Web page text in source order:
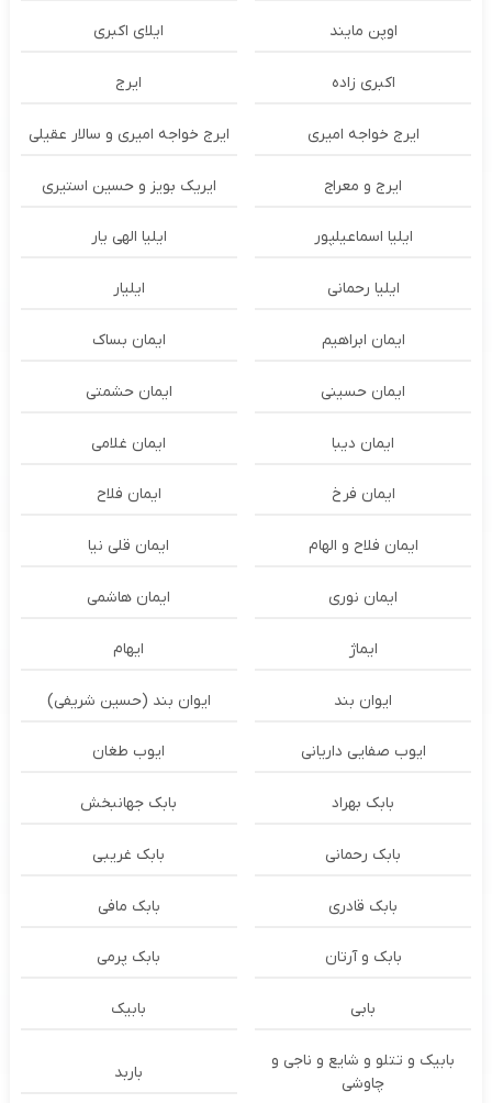
اوپن مایند ايلاى اكبرى
اکبری زاده ایرج
ایرج خواجه امیری ایرج خواجه امیری و سالار عقیلی
ایرج و معراج ایریک بویز و حسین استیری
ایلیا اسماعیلپور ایلیا الهی یار
ایلیا رحمانی ایلیار
ایمان ابراهیم ایمان بساک
ایمان حسینی ایمان حشمتی
ایمان دیبا ایمان غلامی
ایمان فرخ ایمان فلاح
ایمان فلاح و الهام ایمان قلی نیا
ایمان نوری ایمان هاشمی
ایماژ ایهام
ایوان بند ایوان بند (حسین شریفی)
ایوب صفایی داریانی ایوب طغان
بابک بهراد بابک جهانبخش
بابک رحمانی بابک غریبی
بابک قادری بابک مافی
بابک و آرتان بابک پرمی
بابی بابیک
بابیک و تتلو و شایع و ناجی و
چاوشی
باربد